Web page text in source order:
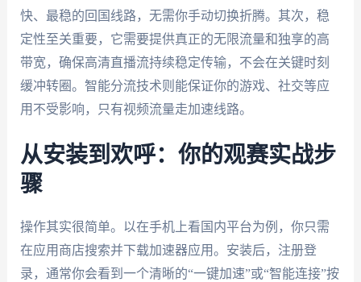
快、最稳的回国线路，无需你手动切换折腾。其次，稳
定性至关重要，它需要提供真正的无限流量和独享的高
带宽，确保高清直播流持续稳定传输，不会在关键时刻
缓冲转圈。智能分流技术则能保证你的游戏、社交等应
用不受影响，只有视频流量走加速线路。
从安装到欢呼：你的观赛实战步
骤
操作其实很简单。以在手机上看国内平台为例，你只需
在应用商店搜索并下载加速器应用。安装后，注册登
录，通常你会看到一个清晰的“一键加速”或“智能连接”按